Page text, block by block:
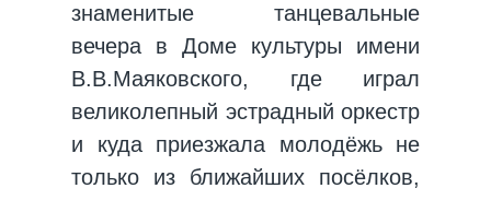
знаменитые танцевальные
вечера в Доме культуры имени
В.В.Маяковского, где играл
великолепный эстрадный оркестр
и куда приезжала молодёжь не
только из ближайших посёлков,